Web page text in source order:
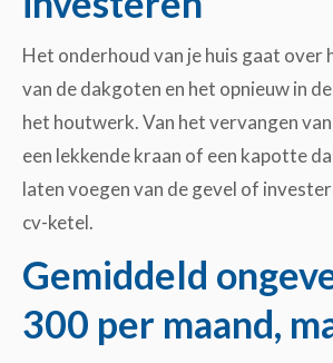
Het onderhoud van je huis gaat over
van de dakgoten en het opnieuw in
het houtwerk. Van het vervangen
een lekkende kraan of een kapotte
laten voegen van de gevel of
cv-ketel.
Gemiddeld
300 per maand,